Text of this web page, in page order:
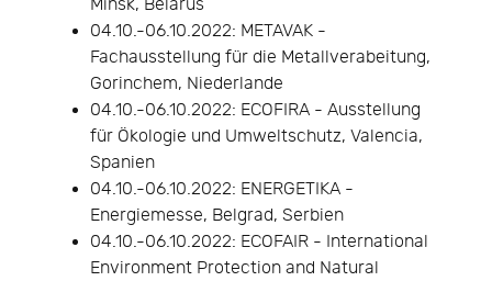
Minsk, Belarus
04.10.-06.10.2022: METAVAK -
Fachausstellung für die Metallverabeitung,
Gorinchem, Niederlande
04.10.-06.10.2022: ECOFIRA - Ausstellung
für Ökologie und Umweltschutz, Valencia,
Spanien
04.10.-06.10.2022: ENERGETIKA -
Energiemesse, Belgrad, Serbien
04.10.-06.10.2022: ECOFAIR - International
Environment Protection and Natural